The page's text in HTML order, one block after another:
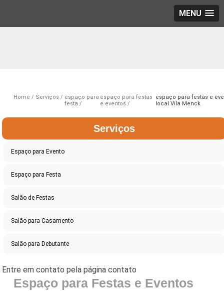
MENU
Home Serviços
espaço para
festa
espaço para festas
e eventos
espaço para festas e
local Vila Menck
Serviços
Espaço para Evento
Espaço para Festa
Salão de Festas
Salão para Casamento
Salão para Debutante
Espaço para Festas e Eventos